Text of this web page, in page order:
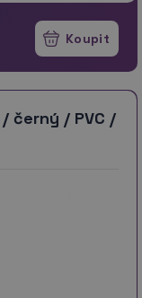
černý / PVC /